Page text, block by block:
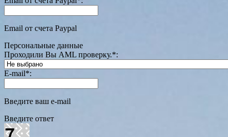
Email от счета Paypal
Персональные данные
Проходили Вы AML проверку.*:
E-mail*:
Введите ваш e-mail
Введите ответ